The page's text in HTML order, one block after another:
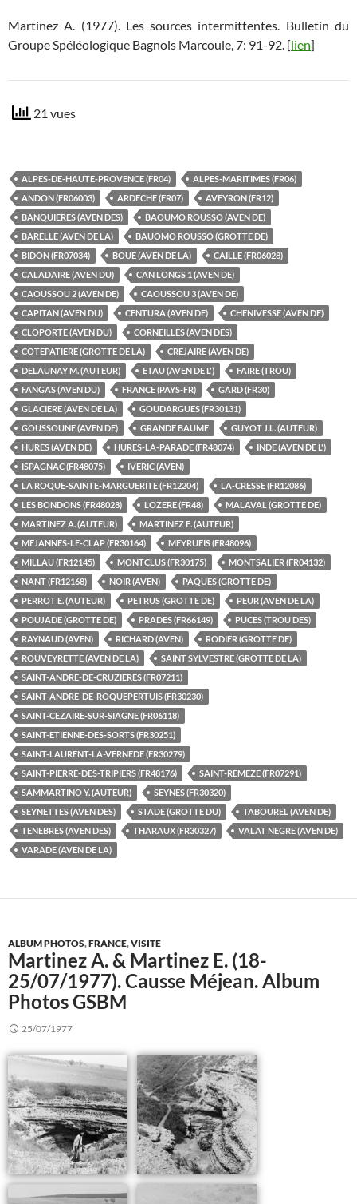
Martinez A. (1977). Les sources intermittentes. Bulletin du
Groupe Spéléologique Bagnols Marcoule, 7: 91-92. [lien]
21 vues
ALPES-DE-HAUTE-PROVENCE (FR04)
ALPES-MARITIMES (FR06)
ANDON (FR06003)
ARDECHE (FR07)
AVEYRON (FR12)
BANQUIERES (AVEN DES)
BAOUMO ROUSSO (AVEN DE)
BARELLE (AVEN DE LA)
BAUOMO ROUSSO (GROTTE DE)
BIDON (FR07034)
BOUE (AVEN DE LA)
CAILLE (FR06028)
CALADAIRE (AVEN DU)
CAN LONGS 1 (AVEN DE)
CAOUSSOU 2 (AVEN DE)
CAOUSSOU 3 (AVEN DE)
CAPITAN (AVEN DU)
CENTURA (AVEN DE)
CHENIVESSE (AVEN DE)
CLOPORTE (AVEN DU)
CORNEILLES (AVEN DES)
COTEPATIERE (GROTTE DE LA)
CREJAIRE (AVEN DE)
DELAUNAY M. (AUTEUR)
ETAU (AVEN DE L')
FAIRE (TROU)
FANGAS (AVEN DU)
FRANCE (PAYS-FR)
GARD (FR30)
GLACIERE (AVEN DE LA)
GOUDARGUES (FR30131)
GOUSSOUNE (AVEN DE)
GRANDE BAUME
GUYOT J.L. (AUTEUR)
HURES (AVEN DE)
HURES-LA-PARADE (FR48074)
INDE (AVEN DE L')
ISPAGNAC (FR48075)
IVERIC (AVEN)
LA ROQUE-SAINTE-MARGUERITE (FR12204)
LA-CRESSE (FR12086)
LES BONDONS (FR48028)
LOZERE (FR48)
MALAVAL (GROTTE DE)
MARTINEZ A. (AUTEUR)
MARTINEZ E. (AUTEUR)
MEJANNES-LE-CLAP (FR30164)
MEYRUEIS (FR48096)
MILLAU (FR12145)
MONTCLUS (FR30175)
MONTSALIER (FR04132)
NANT (FR12168)
NOIR (AVEN)
PAQUES (GROTTE DE)
PERROT E. (AUTEUR)
PETRUS (GROTTE DE)
PEUR (AVEN DE LA)
POUJADE (GROTTE DE)
PRADES (FR66149)
PUCES (TROU DES)
RAYNAUD (AVEN)
RICHARD (AVEN)
RODIER (GROTTE DE)
ROUVEYRETTE (AVEN DE LA)
SAINT SYLVESTRE (GROTTE DE LA)
SAINT-ANDRE-DE-CRUZIERES (FR07211)
SAINT-ANDRE-DE-ROQUEPERTUIS (FR30230)
SAINT-CEZAIRE-SUR-SIAGNE (FR06118)
SAINT-ETIENNE-DES-SORTS (FR30251)
SAINT-LAURENT-LA-VERNEDE (FR30279)
SAINT-PIERRE-DES-TRIPIERS (FR48176)
SAINT-REMEZE (FR07291)
SAMMARTINO Y. (AUTEUR)
SEYNES (FR30320)
SEYNETTES (AVEN DES)
STADE (GROTTE DU)
TABOUREL (AVEN DE)
TENEBRES (AVEN DES)
THARAUX (FR30327)
VALAT NEGRE (AVEN DE)
VARADE (AVEN DE LA)
ALBUM PHOTOS,FRANCE,VISITE
Martinez A. & Martinez E. (18-
25/07/1977). Causse Méjean. Album
Photos GSBM
25/07/1977